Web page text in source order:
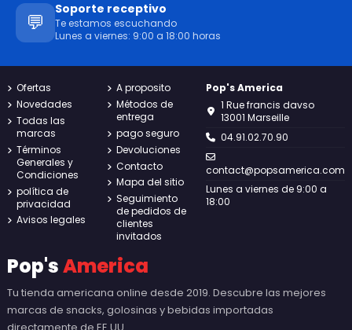
💬
Soporte receptivo
Te estamos escuchando
Lunes a viernes: 9:00 a 18:00 horas
Ofertas
Novedades
Todas las
marcas
Términos
Generales y
Condiciones
política de
privacidad
Avisos legales
A proposito
Métodos de
entrega
pago seguro
Devoluciones
Contacto
Mapa del sitio
Seguimiento
de pedidos de
clientes
invitados
Pop's America
1 Rue francis davso
13001 Marseille
04.91.02.70.90
contact@popsamerica.com
Lunes a viernes de 9:00 a
18:00
Pop'sAmerica
Tu tienda americana online desde 2019. Descubre las mejores
marcas de snacks, golosinas y bebidas importadas